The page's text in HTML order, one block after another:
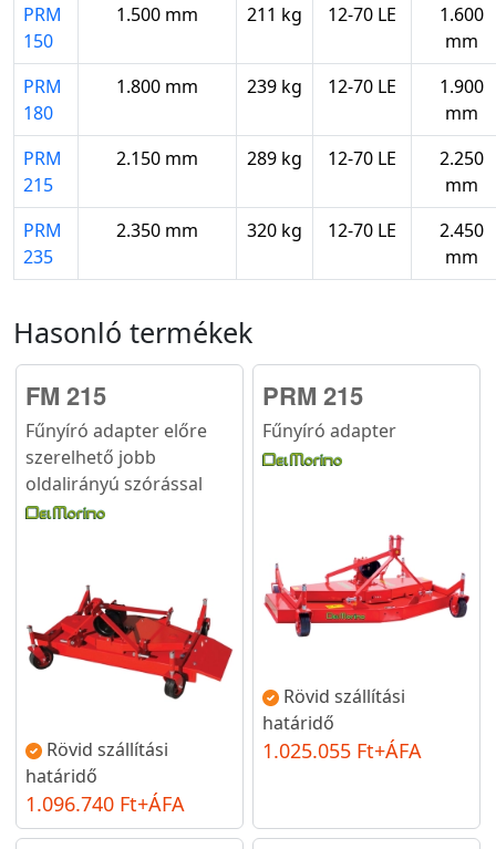
PRM
150
1.500 mm 211 kg 12-70 LE
1.600
mm
PRM
180
1.800 mm 239 kg 12-70 LE
1.900
mm
PRM
215
2.150 mm 289 kg 12-70 LE
2.250
mm
PRM
235
2.350 mm 320 kg 12-70 LE
2.450
mm
Hasonló termékek
FM 215
Fűnyíró adapter előre
szerelhető jobb
oldalirányú szórással
Rövid szállítási
határidő
1.096.740 Ft+ÁFA
PRM 215
Fűnyíró adapter
Rövid szállítási
határidő
1.025.055 Ft+ÁFA